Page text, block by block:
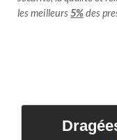
les meilleurs5%des